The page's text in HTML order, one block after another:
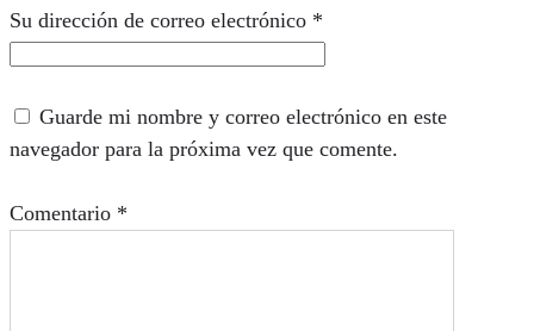
Su dirección de correo electrónico *
Guarde mi nombre y correo electrónico en este
navegador para la próxima vez que comente.
Comentario *